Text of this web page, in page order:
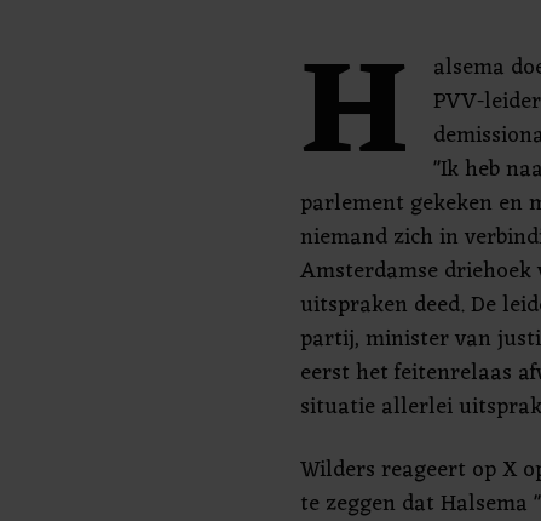
H
alsema
PVV-
"Ik heb
parlement gekeken en
niemand zich in
Amsterdamse
uitspraken deed. De
partij, minister van
eerst het feitenrelaas
situatie allerlei
Wilders reageert op X
te zeggen dat